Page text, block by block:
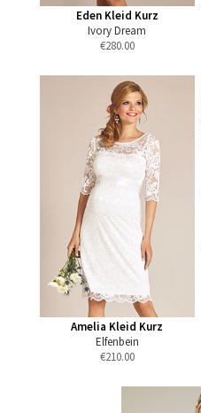
Eden Kleid Kurz
Ivory Dream
€280.00
Amelia Kleid Kurz
Elfenbein
€210.00